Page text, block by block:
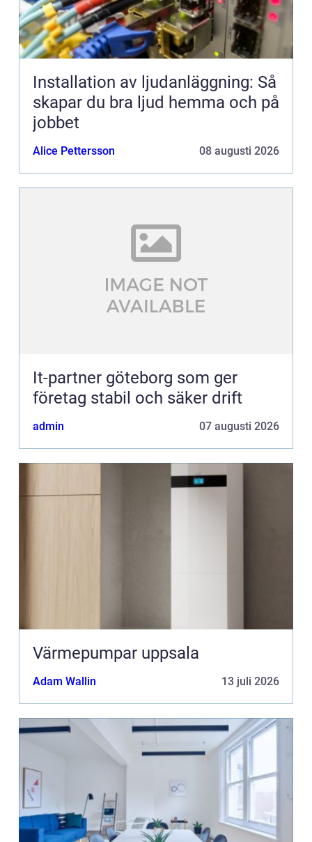
Installation av ljudanläggning: Så
skapar du bra ljud hemma och på
jobbet
Alice Pettersson 08 augusti 2026
It-partner göteborg som ger
företag stabil och säker drift
admin 07 augusti 2026
Värmepumpar uppsala
Adam Wallin 13 juli 2026